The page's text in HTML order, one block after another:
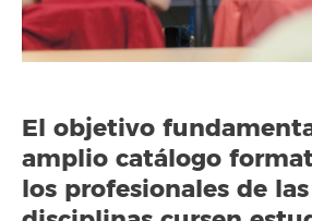
El objetivo
amplio catálogo
los profesionales de